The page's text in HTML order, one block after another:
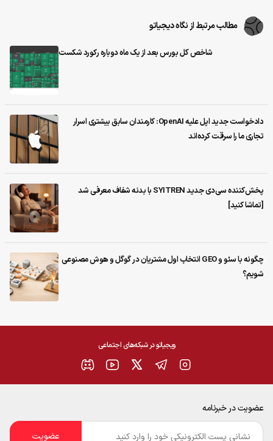
مطالب مرتبط از نگاه دیجیاتو
شاخص کل بورس بعد از یک ماه دوباره رکورد شکست
دادخواست جدید اپل علیه OpenAI: کارمندان سابق بیشتری اسرار
تجاری ما را سرقت کرده‌اند
پخش‌کننده سی‌دی جدید SYITREN با بدنه شفاف معرفی شد
[تماشا کنید]
چگونه با سئو و GEO انتخاب اول مشتریان در گوگل و هوش مصنوعی
شویم؟
ویجیاتو در شبکه‌های اجتماعی
عضویت در خبرنامه
ایمیل